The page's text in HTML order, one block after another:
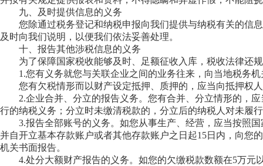
九、及时提供信息的义务
您除通过税务登记和纳税申报向我们提供与纳税有关的信息
及时向我们说明，以便我们依法妥善处理。
十、报告其他涉税信息的义务
为了保障国家税收能够及时、足额征收入库，税收法律还
1.您有义务就您与关联企业之间的业务往来，向当地税务机
您有欠税情形而以财产设定抵押、质押的，应当向抵押权人
2.企业合并、分立的报告义务。您有合并、分立情形的，应
行的纳税义务；分立时未缴清税款的，分立后的纳税人对未履
3.报告全部账号的义务。如您从事生产、经营，应当按照国
并自开立基本存款账户或者其他存款账户之日起15日内，向您
机关书面报告。
4.处分大额财产报告的义务。如您的欠缴税款数额在5万元